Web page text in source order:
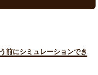
前にシミュレーションでき